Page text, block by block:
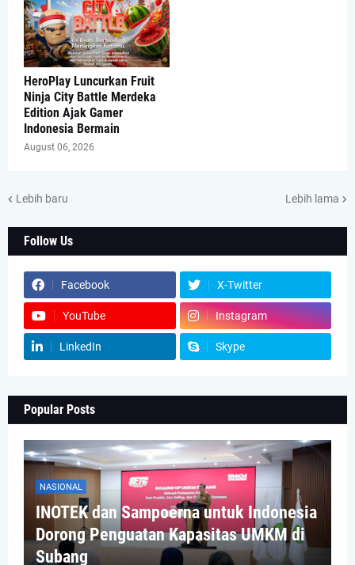
HeroPlay Luncurkan Fruit
Ninja City Battle Merdeka
Edition Ajak Gamer
Indonesia Bermain
August 06, 2026
Lebih baru Lebih lama
Follow Us
Facebook X-Twitter
YouTube Instagram
LinkedIn Skype
Popular Posts
NASIONAL
INOTEK dan Sampoerna untuk Indonesia
Dorong Penguatan Kapasitas UMKM di
Subang